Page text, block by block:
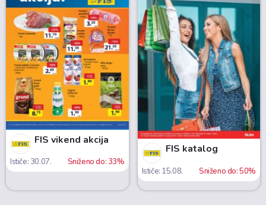
FIS vikend akcija
Ističe: 30.07. Sniženo do: 33%
FIS katalog
Ističe: 15.08. Sniženo do: 50%